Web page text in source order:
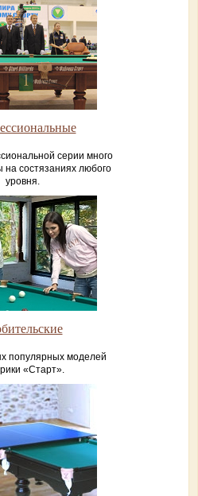
серии много
на состязаниях любого
уровня.
популярных моделей
«Старт».